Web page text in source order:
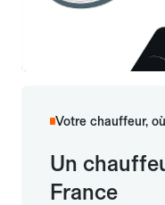
Votre chauffeur,
Un
France